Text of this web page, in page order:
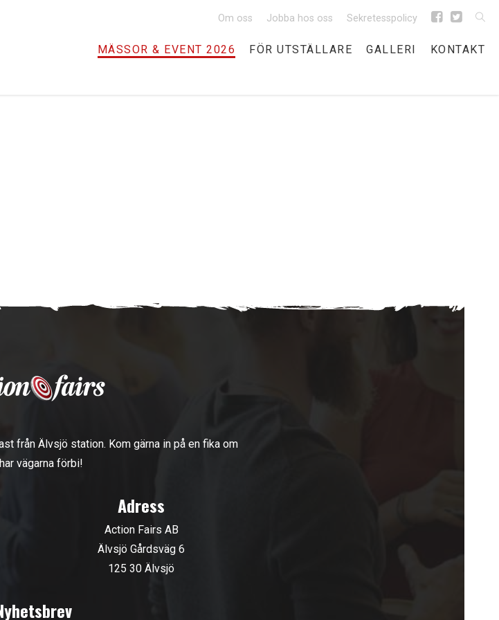
Om oss Jobba hos oss Sekretesspolicy
MÄSSOR & EVENT 2026 FÖR UTSTÄLLARE GALLERI KONTAKT
från Älvsjö station. Kom gärna in på en fika om
vägarna förbi!
Adress
Action Fairs AB
Älvsjö Gårdsväg 6
125 30 Älvsjö